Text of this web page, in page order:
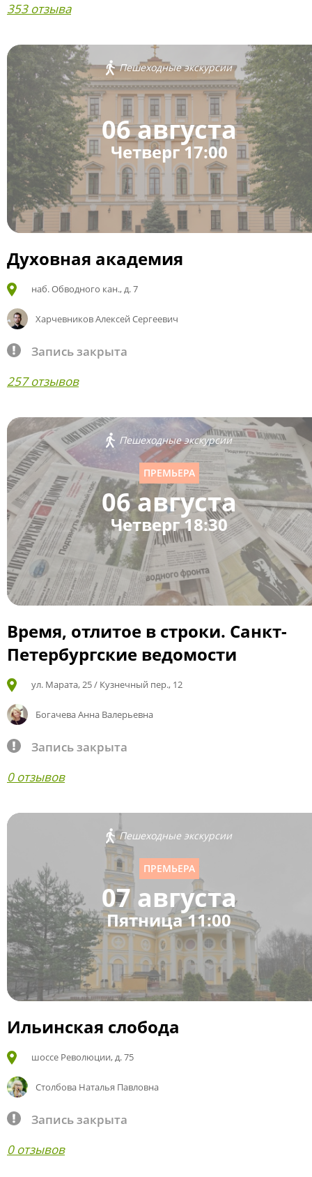
353 отзыва
Пешеходные экскурсии
06 августа
Четверг 17:00
Духовная академия
наб. Обводного кан., д. 7
Харчевников Алексей Сергеевич
Запись закрыта
257 отзывов
Пешеходные экскурсии
ПРЕМЬЕРА
06 августа
Четверг 18:30
Время, отлитое в строки. Санкт-
Петербургские ведомости
ул. Марата, 25 / Кузнечный пер., 12
Богачева Анна Валерьевна
Запись закрыта
0 отзывов
Пешеходные экскурсии
ПРЕМЬЕРА
07 августа
Пятница 11:00
Ильинская слобода
шоссе Революции, д. 75
Столбова Наталья Павловна
Запись закрыта
0 отзывов